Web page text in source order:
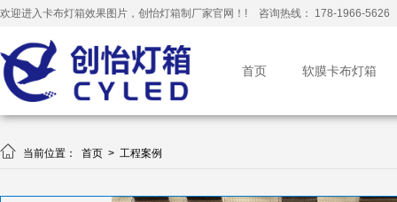
欢迎进入卡布灯箱效果图片，创怡灯箱制厂家官网！! 咨询热线： 178-1966-5626
首页 软膜卡布灯箱
 当前位置： 首页 > 工程案例